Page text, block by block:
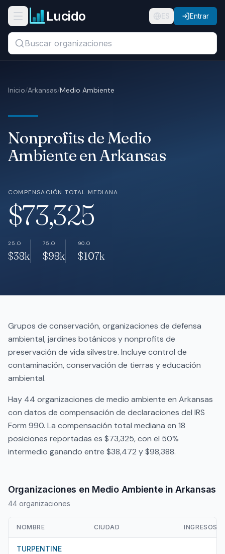
Ir al contenido principal
Abrir menú de navegación
Lucido ES Entrar
Buscar títulos, organizaciones o ubicaciones...
Estados
Nosotros
Inicio/Arkansas/Medio Ambiente
Nonprofits de Medio
Ambiente en Arkansas
COMPENSACIÓN TOTAL MEDIANA
$73,325
25.O
$38k
75.O
$98k
90.O
$107k
Grupos de conservación, organizaciones de defensa
ambiental, jardines botánicos y nonprofits de
preservación de vida silvestre. Incluye control de
contaminación, conservación de tierras y educación
ambiental.
Hay 44 organizaciones de medio ambiente en Arkansas
con datos de compensación de declaraciones del IRS
Form 990. La compensación total mediana en 18
posiciones reportadas es $73,325, con el 50%
intermedio ganando entre $38,472 y $98,388.
Organizaciones en Medio Ambiente in Arkansas
44 organizaciones
NOMBRE CIUDAD INGRESOS
TURPENTINE